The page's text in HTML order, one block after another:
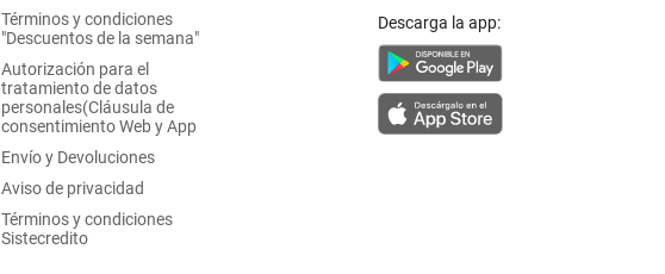
Términos y condiciones
"Descuentos de la semana"
Autorización para el
tratamiento de datos
personales(Cláusula de
consentimiento Web y App
Envío y Devoluciones
Aviso de privacidad
Términos y condiciones
Sistecredito
Descarga la app: